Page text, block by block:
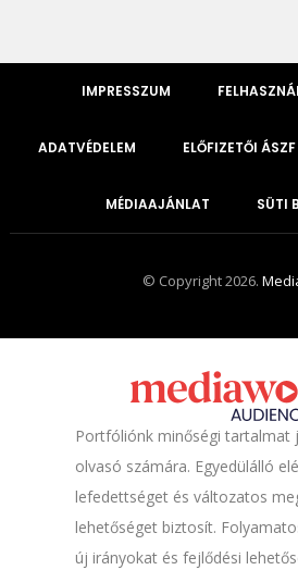
IMPRESSZUM
ADATVÉDELEM ELŐFIZETŐI ÁSZF
MÉDIAAJÁNLAT SÜTI
© Copyright 2026.
Portfóliónk minőségi tartalmat
olvasó számára. Egyedülálló
lefedettséget és változatos
lehetőséget biztosít.
új irányokat és fejlődési